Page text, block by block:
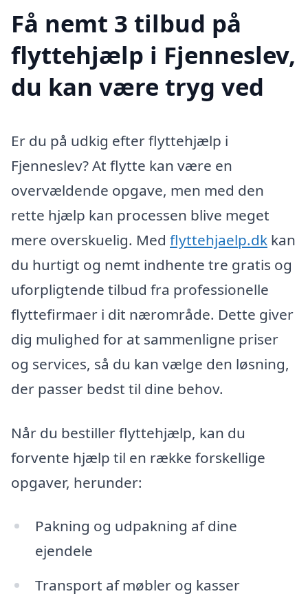
Få nemt 3 tilbud på
flyttehjælp i Fjenneslev,
du kan være tryg ved
Er du på udkig efter flyttehjælp i
Fjenneslev? At flytte kan være en
overvældende opgave, men med den
rette hjælp kan processen blive meget
mere overskuelig. Med flyttehjaelp.dk kan
du hurtigt og nemt indhente tre gratis og
uforpligtende tilbud fra professionelle
flyttefirmaer i dit nærområde. Dette giver
dig mulighed for at sammenligne priser
og services, så du kan vælge den løsning,
der passer bedst til dine behov.
Når du bestiller flyttehjælp, kan du
forvente hjælp til en række forskellige
opgaver, herunder:
Pakning og udpakning af dine
ejendele
Transport af møbler og kasser